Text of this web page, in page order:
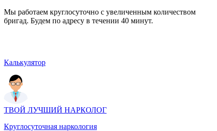
Мы работаем круглосуточно c увеличенным количеством
бригад. Будем по адресу в течении 40 минут.
Калькулятор
ТВОЙ ЛУЧШИЙ НАРКОЛОГ
Круглосуточная наркология